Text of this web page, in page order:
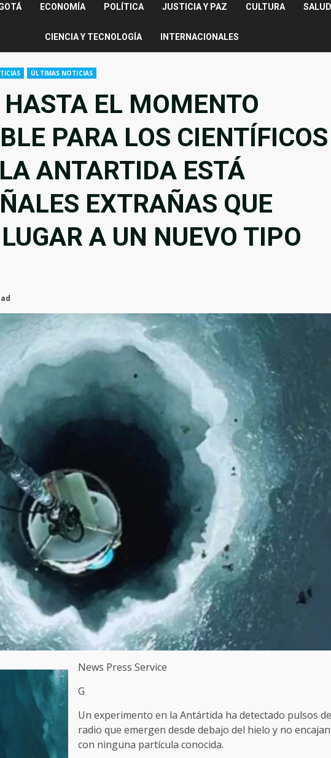
ECONOMÍA POLÍTICA JUSTICIA Y PAZ CULTURA
CIENCIA Y TECNOLOGÍA INTERNACIONALES
ÚLTIMAS NOTICIAS
EL MOMENTO
PARA LOS CIENTÍFICOS
ANTARTIDA ESTÁ
EXTRAÑAS QUE
A UN NUEVO TIPO
News Press Service
G
Un experimento en la Antártida ha detectado pulsos de
radio que emergen desde debajo del hielo y no encajan
con ninguna partícula conocida.